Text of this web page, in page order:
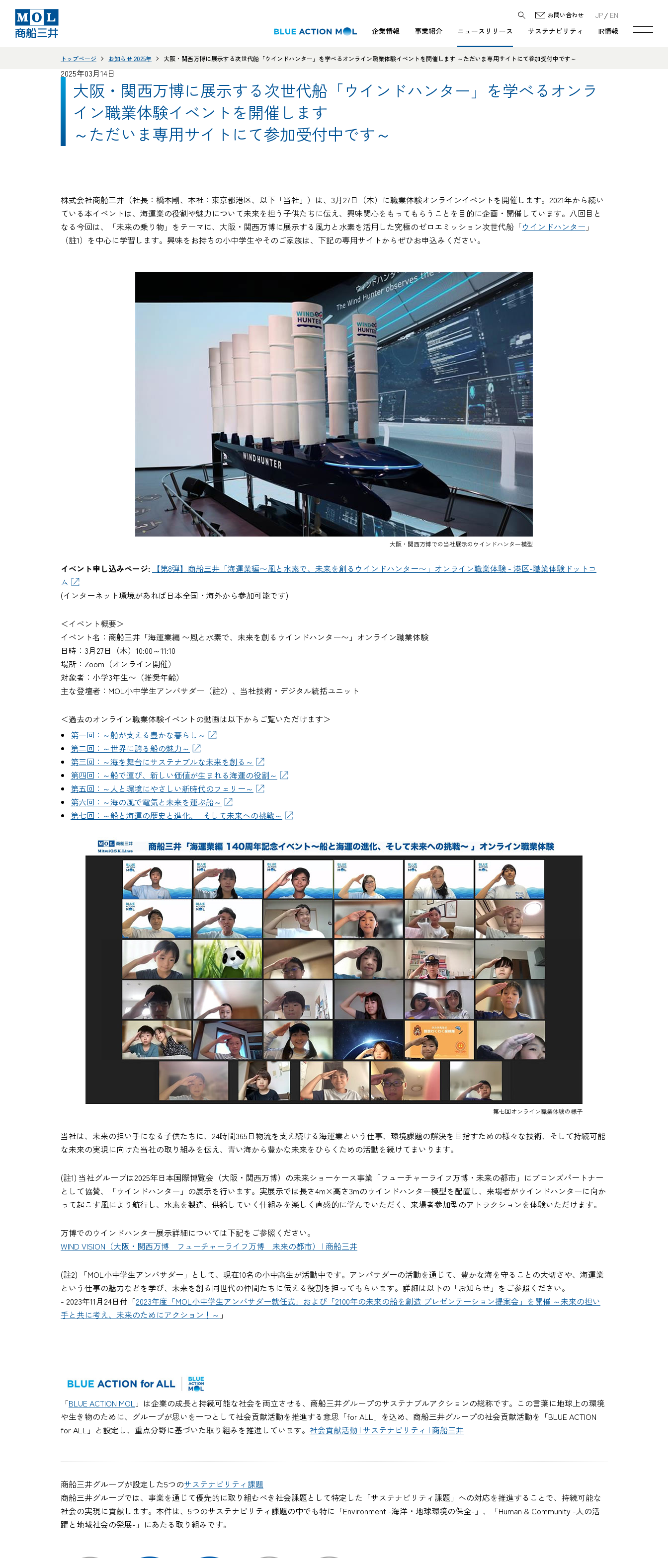
企業情報 事業紹介 ニュースリリース サステナビリティ IR情報
お問い合わせ JP EN
トップページ お知らせ 2025年 大阪・関西万博に展示する次世代船「ウインドハンター」を学べるオンライン職業体験イベントを開催します ～ただいま専用サイトにて参加受付中です～
2025年03月14日
大阪・関西万博に展示する次世代船「ウインドハンター」を学べるオンラ
イン職業体験イベントを開催します
～ただいま専用サイトにて参加受付中です～
株式会社商船三井（社長：橋本剛、本社：東京都港区、以下「当社」）は、3月27日（木）に職業体験オンラインイベントを開催します。2021年から続い
ている本イベントは、海運業の役割や魅力について未来を担う子供たちに伝え、興味関心をもってもらうことを目的に企画・開催しています。八回目と
なる今回は、「未来の乗り物」をテーマに、大阪・関西万博に展示する風力と水素を活用した究極のゼロエミッション次世代船「ウインドハンター 」
（註1）を中心に学習します。興味をお持ちの小中学生やそのご家族は、下記の専用サイトからぜひお申込みください。
大阪・関西万博での当社展示のウインドハンター模型
イベント申し込みページ:
【第8弾】商船三井「海運業編〜風と水素で、未来を創るウインドハンター〜」オンライン職業体験 - 港区-職業体験ドットコ
ム
(インターネット環境があれば日本全国・海外から参加可能です)
＜イベント概要＞
イベント名：商船三井「海運業編 〜風と水素で、未来を創るウインドハンター〜」オンライン職業体験
日時：3月27日（木）10:00～11:10
場所：Zoom（オンライン開催）
対象者：小学3年生〜（推奨年齢）
主な登壇者：MOL小中学生アンバサダー（註2）、当社技術・デジタル統括ユニット
＜過去のオンライン職業体験イベントの動画は以下からご覧いただけます＞
第一回：～船が支える豊かな暮らし～
第二回：～世界に誇る船の魅力～
第三回：～海を舞台にサステナブルな未来を創る～
第四回：～船で運び、新しい価値が生まれる海運の役割～
第五回：～人と環境にやさしい新時代のフェリー～
第六回：～海の風で電気と未来を運ぶ船～
第七回：～船と海運の歴史と進化、_そして未来への挑戦～
第七回オンライン職業体験の様子
当社は、未来の担い手になる子供たちに、24時間365日物流を支え続ける海運業という仕事、環境課題の解決を目指すための様々な技術、そして持続可能
な未来の実現に向けた当社の取り組みを伝え、青い海から豊かな未来をひらくための活動を続けてまいります。
(註1) 当社グループは2025年日本国際博覧会（大阪・関西万博）の未来ショーケース事業「フューチャーライフ万博・未来の都市」にブロンズパートナー
として協賛、「ウインドハンター」の展示を行います。実展示では長さ4m×高さ3mのウインドハンター模型を配置し、来場者がウインドハンターに向か
って起こす風により航行し、水素を製造、供給していく仕組みを楽しく直感的に学んでいただく、来場者参加型のアトラクションを体験いただけます。
万博でのウインドハンター展示詳細については下記をご参照ください。
WIND VISION（大阪・関西万博 フューチャーライフ万博 未来の都市） | 商船三井
(註2) 「MOL小中学生アンバサダー」として、現在10名の小中高生が活動中です。アンバサダーの活動を通じて、豊かな海を守ることの大切さや、海運業
という仕事の魅力などを学び、未来を創る同世代の仲間たちに伝える役割を担ってもらいます。詳細は以下の「お知らせ」をご参照ください。
- 2023年11月24日付「2023年度「MOL小中学生アンバサダー就任式」および「2100年の未来の船を創造 プレゼンテーション提案会」を開催 ～未来の担い
手と共に考え、未来のためにアクション！～ 」
「BLUE ACTION MOL 」は企業の成長と持続可能な社会を両立させる、商船三井グループのサステナブルアクションの総称です。この言葉に地球上の環境
や生き物のために、グループが思いを一つとして社会貢献活動を推進する意思「for ALL」を込め、商船三井グループの社会貢献活動を「BLUE ACTION
for ALL」と設定し、重点分野に基づいた取り組みを推進しています。 社会貢献活動 | サステナビリティ | 商船三井
商船三井グループが設定した5つのサステナビリティ課題
商船三井グループでは、事業を通じて優先的に取り組むべき社会課題として特定した「サステナビリティ課題」への対応を推進することで、持続可能な
社会の実現に貢献します。本件は、5つのサステナビリティ課題の中でも特に「Environment -海洋・地球環境の保全-」、「Human & Community -人の活
躍と地域社会の発展-」にあたる取り組みです。